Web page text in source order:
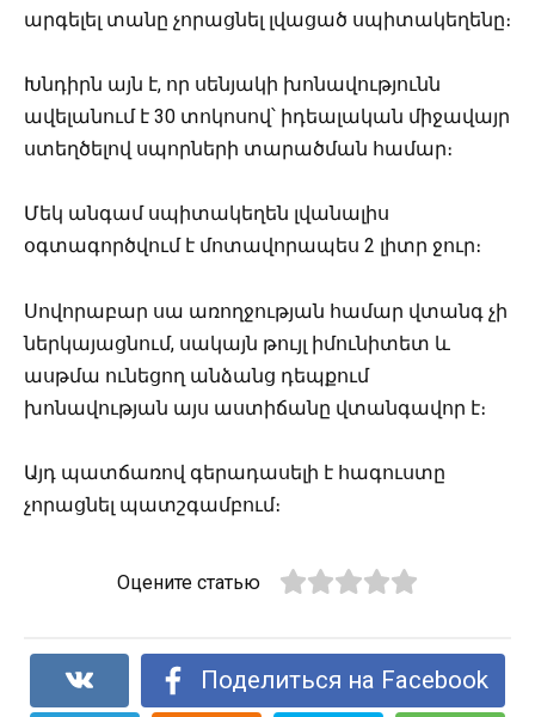
արգելել տանը չորացնել լվացած սպիտակեղենը։
Խնդիրն այն է, որ սենյակի խոնավությունն
ավելանում է 30 տոկոսով՝ իդեալական միջավայր
ստեղծելով սպորների տարածման համար։
Մեկ անգամ սպիտակեղեն լվանալիս
օգտագործվում է մոտավորապես 2 լիտր ջուր։
Սովորաբար սա առողջության համար վտանգ չի
ներկայացնում, սակայն թույլ իմունիտետ և
ասթմա ունեցող անձանց դեպքում
խոնավության այս աստիճանը վտանգավոր է։
Այդ պատճառով գերադասելի է հագուստը
չորացնել պատշգամբում։
Оцените статью
Поделиться на Facebook